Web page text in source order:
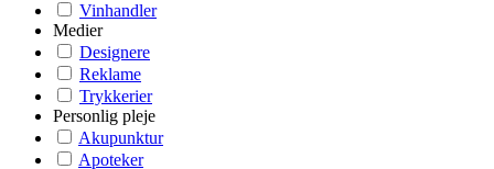
Vinhandler
Medier
Designere
Reklame
Trykkerier
Personlig pleje
Akupunktur
Apoteker